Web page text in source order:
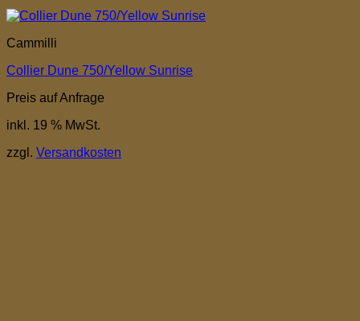
Cammilli
Collier Dune 750/Yellow Sunrise
Preis auf Anfrage
inkl. 19 % MwSt.
zzgl. Versandkosten